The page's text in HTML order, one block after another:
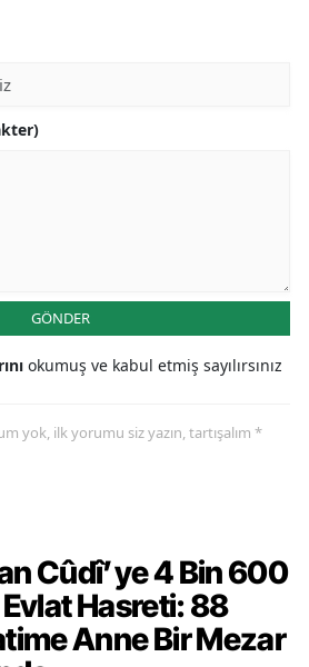
GÖNDER
okumuş ve kabul etmiş sayılırsınız
yok, ilk yorumu siz yazın, tartışalım *
Cûdî’ye 4 Bin 600
Hasreti: 88
Anne Bir Mezar